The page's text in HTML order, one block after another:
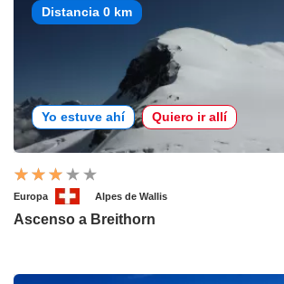
Distancia 0 km
Yo estuve ahí Quiero ir allí
Europa Alpes de Wallis
Ascenso a Breithorn